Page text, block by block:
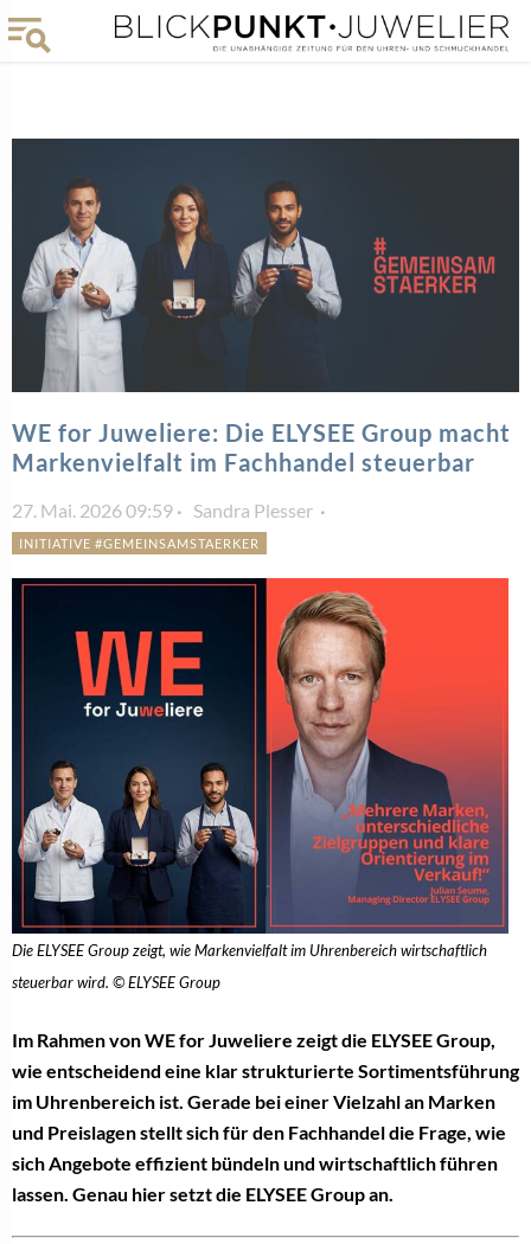
WE for Juweliere: Die ELYSEE Group macht
Markenvielfalt im Fachhandel steuerbar
27. Mai. 2026 09:59 Sandra Plesser
INITIATIVE #GEMEINSAMSTAERKER
Die ELYSEE Group zeigt, wie Markenvielfalt im Uhrenbereich wirtschaftlich
steuerbar wird. © ELYSEE Group
Im Rahmen von WE for Juweliere zeigt die ELYSEE Group,
wie entscheidend eine klar strukturierte Sortimentsführung
im Uhrenbereich ist. Gerade bei einer Vielzahl an Marken
und Preislagen stellt sich für den Fachhandel die Frage, wie
sich Angebote effizient bündeln und wirtschaftlich führen
lassen. Genau hier setzt die ELYSEE Group an.